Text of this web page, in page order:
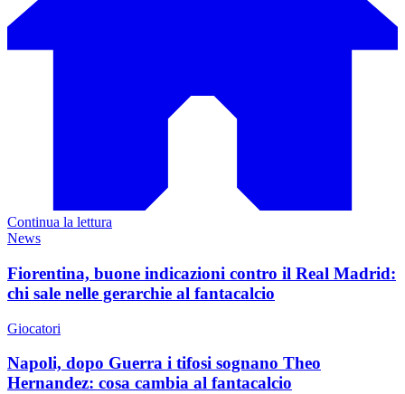
Continua la lettura
News
Fiorentina, buone indicazioni contro il Real Madrid:
chi sale nelle gerarchie al fantacalcio
Giocatori
Napoli, dopo Guerra i tifosi sognano Theo
Hernandez: cosa cambia al fantacalcio